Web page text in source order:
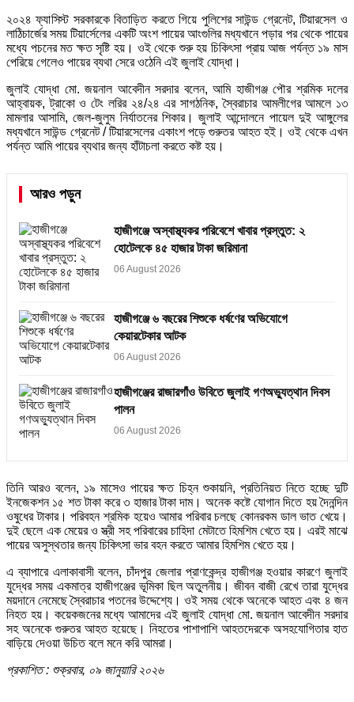
২০২৪ ফ্যাসিস্ট সরকারকে বিতাড়িত করতে গিয়ে পুলিশের সাউন্ড গ্রেনেট, টিয়ারসেল ও
লাঠিচার্জের সময় টিয়ার্সেলের একটি অংশ পায়ের আংগুলির মধ্যখানে পড়ার পর থেকে পায়ের
মধ্যে পচনের মত ক্ষত সৃষ্টি হয়। ওই থেকে শুরু হয় চিকিৎসা প্রায় আজ পর্যন্ত ১৯ মাস
পেরিয়ে গেলেও পায়ের ব্যথা সেরে ওঠেনি এই জুলাই যোদ্ধা।
জুলাই যোদ্ধা মো. জয়নাল আবেদীন সরদার বলেন, আমি হাজীগঞ্জ পৌর শ্রমিক দলের
আহ্বায়ক, ট্রাকো ও টেং লরির ২৪/২৪ এর সাগঠনিক, স্বৈরাচার আমলীগের আমলে ১৩
মামলার আসামি, জেল-জুলুম নির্যাতনের শিকার। জুলাই আন্দোলনে পায়েল দুই আঙ্গুলের
মধ্যখানে সাউন্ড গ্রেনেট / টিয়ারসেলের একাংশ পড়ে গুরুতর আহত হই। ওই থেকে এখন
পর্যন্ত আমি পায়ের ব্যথার জন্য হাঁটাচলা করতে কষ্ট হয়।
আরও পড়ুন
হাজীগঞ্জে অস্বাস্থ্যকর পরিবেশে খাবার প্রস্তুত: ২
হোটেলকে ৪৫ হাজার টাকা জরিমানা
06 August 2026
হাজীগঞ্জে ৬ বছরের শিশুকে ধর্ষণের অভিযোগে
কেয়ারটেকার আটক
06 August 2026
হাজীগঞ্জের রাজারগাঁও উবিতে জুলাই গণঅভ্যুত্থান দিবস
পালন
06 August 2026
তিনি আরও বলেন, ১৯ মাসেও পায়ের ক্ষত চিহ্ন শুকায়নি, প্রতিনিয়ত নিতে হচ্ছে দুটি
ইনজেকশন ১৫ শত টাকা করে ৩ হাজার টাকা দাম। অনেক কষ্টে যোগান দিতে হয় দৈনন্দিন
ওষুধের টাকার। পরিবহন শ্রমিক হয়েও আমার পরিবার চলছে কোনরকম ডাল ভাত খেয়ে।
দুই ছেলে এক মেয়ের ও স্ত্রী সহ পরিবারের চাহিদা মেটাতে হিমশিম খেতে হয়। এরই মাঝে
পায়ের অসুস্থতার জন্য চিকিৎসা ভার বহন করতে আমার হিমশিম খেতে হয়।
এ ব্যাপারে এলাকাবাসী বলেন, চাঁদপুর জেলার প্রাণকেন্দ্র হাজীগঞ্জ হওয়ার কারণে জুলাই
যুদ্ধের সময় একমাত্র হাজীগঞ্জের ভূমিকা ছিল অতুলনীয়। জীবন বাজী রেখে তারা যুদ্ধের
ময়দানে নেমেছে স্বৈরাচার পতনের উদ্দেশ্যে। ওই সময় থেকে অনেকে আহত এবং ৪ জন
নিহত হয়। কয়েকজনের মধ্যে আমাদের এই জুলাই যোদ্ধা মো. জয়নাল আবেদীন সরদার
সহ অনেকে গুরুতর আহত হয়েছে। নিহতের পাশাপাশি আহতদেরকে অসহযোগিতার হাত
বাড়িয়ে দেওয়া উচিত বলে মনে করি আমরা।
প্রকাশিত : শুক্রবার, ০৯ জানুয়ারি ২০২৬